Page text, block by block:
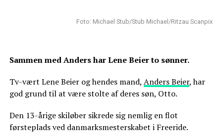
Foto: Michael Stub/Stub Michael/Ritzau Scanpix
Sammen med Anders har Lene Beier to sønner.
Tv-vært Lene Beier og hendes mand, Anders Beier, har
god grund til at være stolte af deres søn, Otto.
Den 13-årige skiløber sikrede sig nemlig en flot
førsteplads ved danmarksmesterskabet i Freeride.